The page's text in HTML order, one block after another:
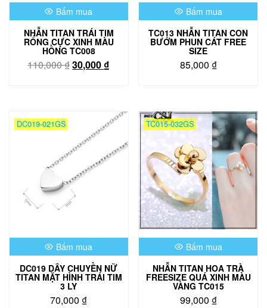
Bấm mua
NHẪN TITAN TRÁI TIM
RỔNG CỰC XINH MÀU
HỒNG TC008
110,000₫Giá
30,000 ₫
30,000 ₫.
Bấm mua
TC013 NHẪN TITAN CON
BƯỚM PHUN CÁT FREE
SIZE
85,000 ₫
có
nhiều
biến
thể.
Các
tùy
chọn
có
thể
được
chọn
trên
sản
phẩm
DC019-021GS
Bấm mua
DC019 DÂY CHUYỀN NỮ
TITAN MẶT HÌNH TRÁI TIM
3 LY
70,000 ₫
TC015-032GS
Bấm mua
NHẪN TITAN HOA TRÀ
FREESIZE QUÁ XINH MÀU
VÀNG TC015
99,000 ₫